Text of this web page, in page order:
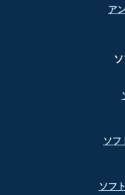
ア
ソフ
ソフ